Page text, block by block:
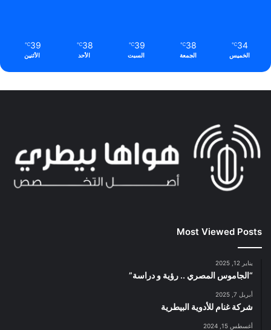
34
℃
الخميس
38
℃
الجمعة
39
℃
السبت
38
℃
الأحد
39
℃
الأثنين
Most Viewed Posts
يناير 12, 2025
“الجاموس المصري .. رؤية و دراسة”
أبريل 7, 2025
شركة غنام للأدوية البيطرية
أغسطس 15, 2024